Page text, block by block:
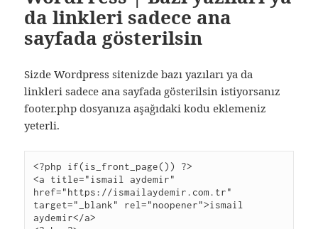
da linkleri sadece ana
sayfada gösterilsin
Sizde Wordpress sitenizde bazı yazıları ya da
linkleri sadece ana sayfada gösterilsin istiyorsanız
footer.php dosyanıza aşağıdaki kodu eklemeniz
yeterli.
<?php if(is_front_page()) ?>
<a title="ismail aydemir"
href="https://ismailaydemir.com.tr"
target="_blank" rel="noopener">ismail
aydemir</a>